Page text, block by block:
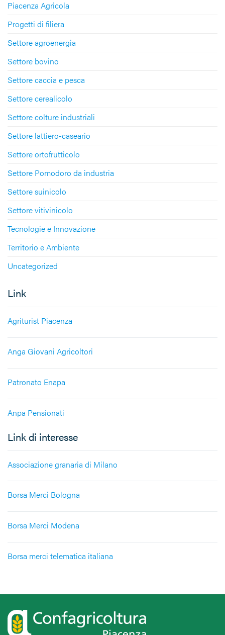
Piacenza Agricola
Progetti di filiera
Settore agroenergia
Settore bovino
Settore caccia e pesca
Settore cerealicolo
Settore colture industriali
Settore lattiero-caseario
Settore ortofrutticolo
Settore Pomodoro da industria
Settore suinicolo
Settore vitivinicolo
Tecnologie e Innovazione
Territorio e Ambiente
Uncategorized
Link
Agriturist Piacenza
Anga Giovani Agricoltori
Patronato Enapa
Anpa Pensionati
Link di interesse
Associazione granaria di Milano
Borsa Merci Bologna
Borsa Merci Modena
Borsa merci telematica italiana